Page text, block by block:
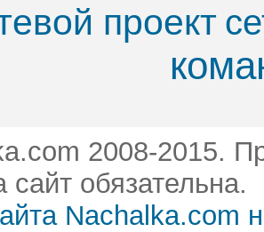
проект
2008-2015.
сайт обязательна.
Nachalka.com